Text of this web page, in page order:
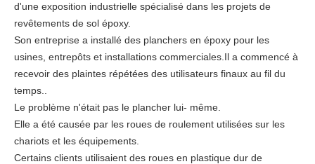
d'une exposition industrielle spécialisé dans les projets de
revêtements de sol époxy.
Son entreprise a installé des planchers en époxy pour les
usines, entrepôts et installations commerciales.Il a commencé à
recevoir des plaintes répétées des utilisateurs finaux au fil du
temps..
Le problème n'était pas le plancher lui- même.
Elle a été causée par les roues de roulement utilisées sur les
chariots et les équipements.
Certains clients utilisaient des roues en plastique dur de